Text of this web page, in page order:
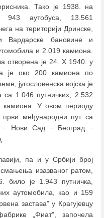
Тако је 1938. на
943 аутобуса, 13.561
на територији Дринске,
Вардарске бановине и
и 2.019 камиона.
отворена је 24. X 1940. у
je око 200 камиона по
југословенска војска је
са 1.046 путничких, 2.532
камиона. У овом периоду
међународни пут са
– Нови Сад –Београд –
па и у Србији број
изазваног ратом,
било је 1.943 путничка,
аутомобила, као и 159
застава" у Крагујевцу
„Фиат", започела